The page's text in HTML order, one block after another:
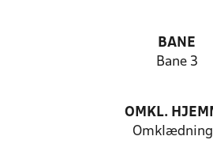
BANE
Bane 3
OMKL.
Omklædning